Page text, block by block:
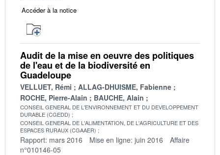
Accéder à la notice
Audit de la mise en oeuvre des politiques
de l'eau et de la biodiversité en
Guadeloupe
VELLUET, Rémi
ALLAG-DHUISME, Fabienne
ROCHE, Pierre-Alain
BAUCHE, Alain
CONSEIL GENERAL DE L'ENVIRONNEMENT ET DU DEVELOPPEMENT
DURABLE (CGEDD)
CONSEIL GENERAL DE L'ALIMENTATION, DE L'AGRICULTURE ET DES
ESPACES RURAUX (CGAAER)
Rapport: mars 2016 Mise en ligne: juin 2016
Affaire
n°010146-05